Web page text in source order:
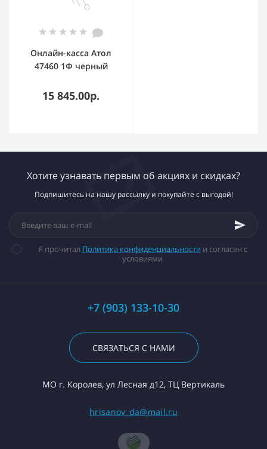
Онлайн-касса Атол
47460 1Ф черный
15 845.00р.
Хотите узнавать первым об акциях и скидках?
Подпишитесь на нашу рассылку и покупайте с выгодой!
Я прочитал Политика конфиденциальности и согласен с
условиями
+7 (903) 133-10-30
СВЯЗАТЬСЯ С НАМИ
МО г. Королев, ул Лесная д12, ТЦ Вертикаль
hrisanov_da@mail.ru